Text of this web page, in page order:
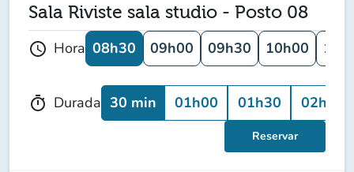
Sala Riviste sala studio - Posto 08
schedule Hora 08h30 09h00 09h30 10h00
timer Durada 30 min 01h00 01h30 02h00
Reservar